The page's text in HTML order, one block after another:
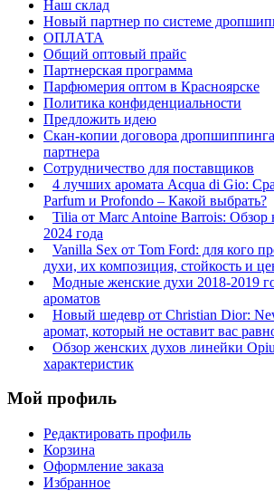
Наш склад
Новый партнер по системе
ОПЛАТА
Общий оптовый прайс
Партнерская программа
Парфюмерия оптом в Красноярске
Политика конфиденциальности
Предложить идею
Скан-копии договора
партнера
Сотрудничество для поставщиков
4 лучших аромата Acqua di Gio:
Parfum и Profondo – Какой выбрать?
Tilia от Marc Antoine Barrois: Обзор
2024 года
Vanilla Sex от Tom Ford: для кого
духи, их композиция, стойкость и
Модные женские духи 2018-2019
ароматов
Новый шедевр от Christian Dior:
аромат, который не оставит вас
Обзор женских духов линейки
характеристик
Мой профиль
Редактировать профиль
Корзина
Оформление заказа
Избранное